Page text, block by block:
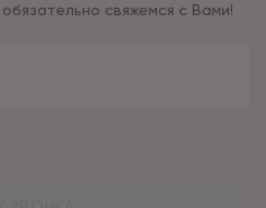
свяжемся с Вами!